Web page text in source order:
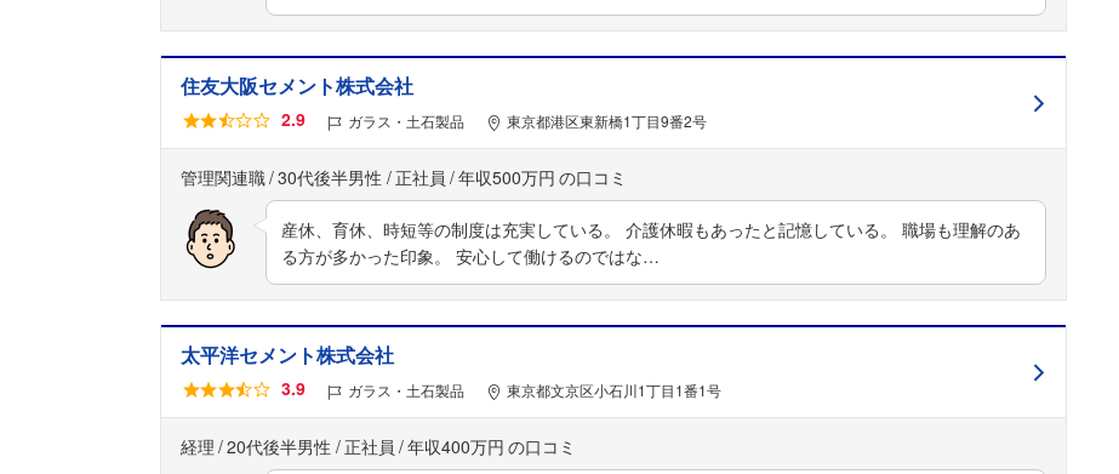
住友大阪セメント株式会社
2.9 ガラス・土石製品 東京都港区東新橋1丁目9番2号
管理関連職 30代後半男性 正社員 年収500万円
産休、育休、時短等の制度は充実している。 介護休暇もあったと記憶している。 職場も理解のあ
る方が多かった印象。 安心して働けるのではな…
太平洋セメント株式会社
3.9 ガラス・土石製品 東京都文京区小石川1丁目1番1号
経理 20代後半男性 正社員 年収400万円